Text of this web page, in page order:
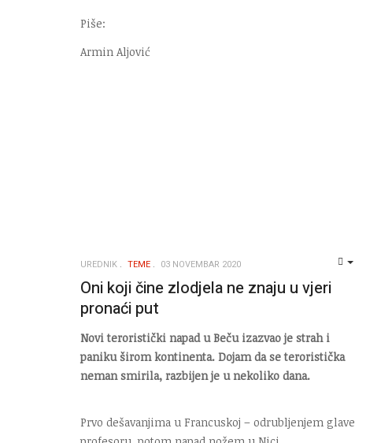
Piše:
Armin Aljović
UREDNIK TEME 03 NOVEMBAR 2020
Oni koji čine zlodjela ne znaju u vjeri
pronaći put
Novi teroristički napad u Beču izazvao je strah i
paniku širom kontinenta. Dojam da se teroristička
neman smirila, razbijen je u nekoliko dana.
Prvo dešavanjima u Francuskoj – odrubljenjem glave